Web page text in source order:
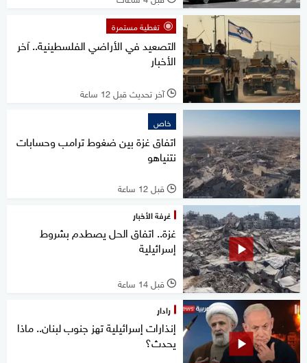
تغطية مستمرة
التصعيد في الأراضي الفلسطينية.. آخر
الأخبار
l آخر تحديث قبل 12 ساعة
خاص
اتفاق غزة بين ضغوط ترامب وحسابات
نتنياهو
l قبل 12 ساعة
غرفة الأخبار
غزة.. اتفاق الحل يصطدم بشروط
إسرائيلية
l قبل 14 ساعة
رادار
إنذارات إسرائيلية تهز جنوب لبنان.. ماذا
يحدث؟